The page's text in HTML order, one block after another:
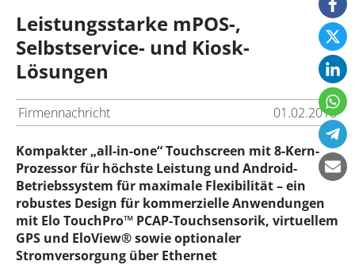
Leistungsstarke mPOS-,
Selbstservice- und Kiosk-
Lösungen
Firmennachricht 01.02.2018
Kompakter „all-in-one“ Touchscreen mit 8-Kern-
Prozessor für höchste Leistung und Android-
Betriebssystem für maximale Flexibilität – ein
robustes Design für kommerzielle Anwendungen
mit Elo TouchPro™ PCAP-Touchsensorik, virtuellem
GPS und EloView® sowie optionaler
Stromversorgung über Ethernet